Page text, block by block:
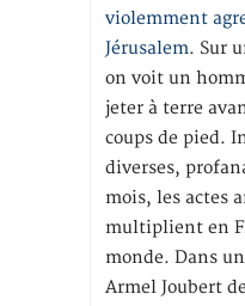
violemment
Jérusalem. Sur
on voit un
jeter à terre
coups de pied.
diverses,
mois, les actes
multiplient en
monde. Dans
Armel Joubert